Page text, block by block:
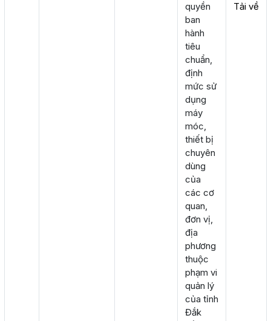
quyền
ban
hành
tiêu
chuẩn,
định
mức sử
dụng
máy
móc,
thiết bị
chuyên
dùng
của
các cơ
quan,
đơn vị,
địa
phương
thuộc
phạm vi
quản lý
của tỉnh
Đắk
Tải về